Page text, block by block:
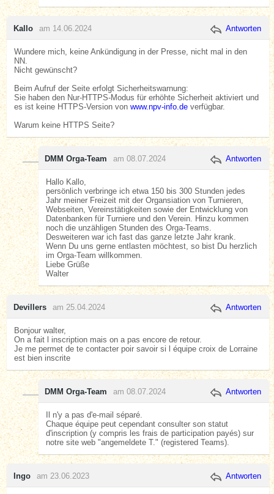
Kallo am 14.06.2024 Antworten
Wundere mich, keine Ankündigung in der Presse, nicht mal in den
NN.
Nicht gewünscht?
Beim Aufruf der Seite erfolgt Sicherheitswarnung:
Sie haben den Nur-HTTPS-Modus für erhöhte Sicherheit aktiviert und
es ist keine HTTPS-Version vonwww.npv-info.de verfügbar.
Warum keine HTTPS Seite?
DMM Orga-Team am 08.07.2024 Antworten
Hallo Kallo,
persönlich verbringe ich etwa 150 bis 300 Stunden jedes
Jahr meiner Freizeit mit der Organsiation von Turnieren,
Webseiten, Vereinstätigkeiten sowie der Entwicklung von
Datenbanken für Turniere und den Verein. Hinzu kommen
noch die unzähligen Stunden des Orga-Teams.
Desweiteren war ich fast das ganze letzte Jahr krank.
Wenn Du uns gerne entlasten möchtest, so bist Du herzlich
im Orga-Team willkommen.
Liebe Grüße
Walter
Devillers am 25.04.2024 Antworten
Bonjour walter,
On a fait l inscription mais on a pas encore de retour.
Je me permet de te contacter poir savoir si l équipe croix de Lorraine
est bien inscrite
DMM Orga-Team am 08.07.2024 Antworten
Il n'y a pas d'e-mail séparé.
Chaque équipe peut cependant consulter son statut
d'inscription (y compris les frais de participation payés) sur
notre site web "angemeldete T." (registered Teams).
Ingo am 23.06.2023 Antworten